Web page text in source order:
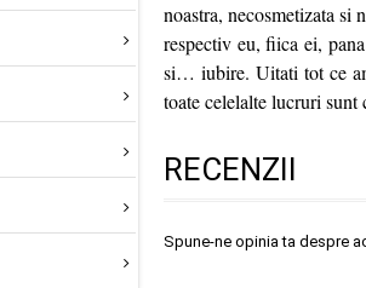
noastra, necosmetizata si
respectiv eu, fiica ei,
si… iubire. Uitati tot ce
toate celelalte lucruri
RECENZII
Spune-ne opinia ta despre